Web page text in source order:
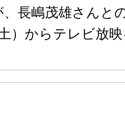
、長嶋茂雄さんと
）からテレビ放